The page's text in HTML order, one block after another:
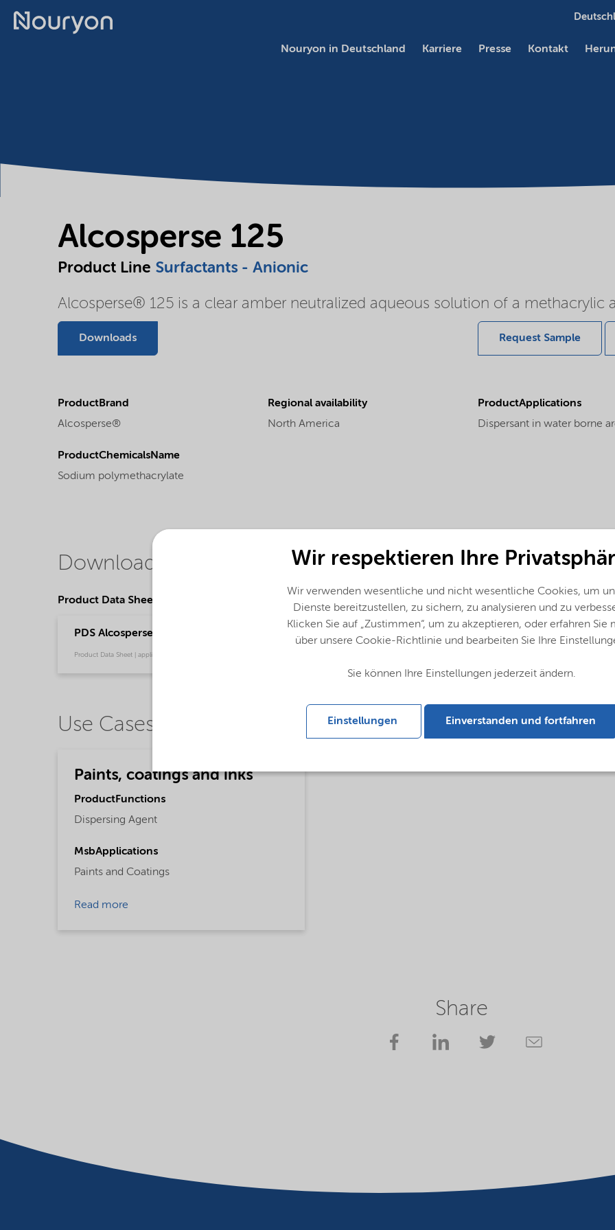
Nouryon in Deutschland Karriere Presse Kontakt
Alcosperse 125
Product Line Surfactants - Anionic
Alcosperse® 125 is a clear amber neutralized aqueous solution of a methacrylic
Downloads Request Sample
ProductBrand
Alcosperse®
Regional availability
North America
ProductChemicalsName
Sodium polymethacrylate
ProductApplications
Dispersant in water borne
Downloads
Product Data Sheets
PDS Alcosperse 125 - na (English)
Product Data Sheet | application/pdf (32,9 KB) | English
Use Cases
Paints, coatings and inks
ProductFunctions
Dispersing Agent
MsbApplications
Paints and Coatings
Read more
Share
Wir respektieren Ihre
Wir verwenden wesentliche und nicht wesentliche Cookies, um
Dienste bereitzustellen, zu sichern, zu analysieren und zu
Klicken Sie auf „Zustimmen“, um zu akzeptieren, oder erfahren Sie
über unsere Cookie-Richtlinie und bearbeiten Sie Ihre
Sie können Ihre Einstellungen jederzeit ändern.
Einstellungen Einverstanden und fortfahren